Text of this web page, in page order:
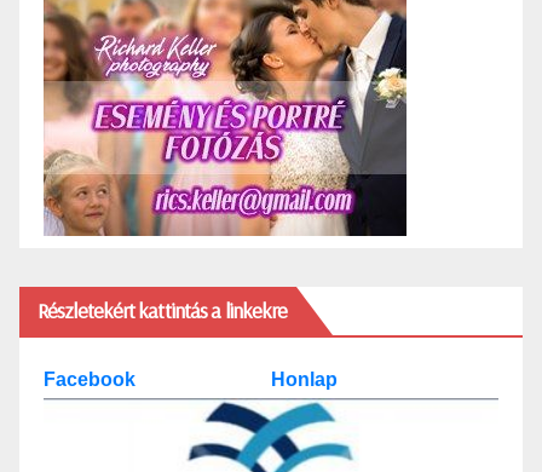
Részletekért kattintás a linkekre
Facebook Honlap